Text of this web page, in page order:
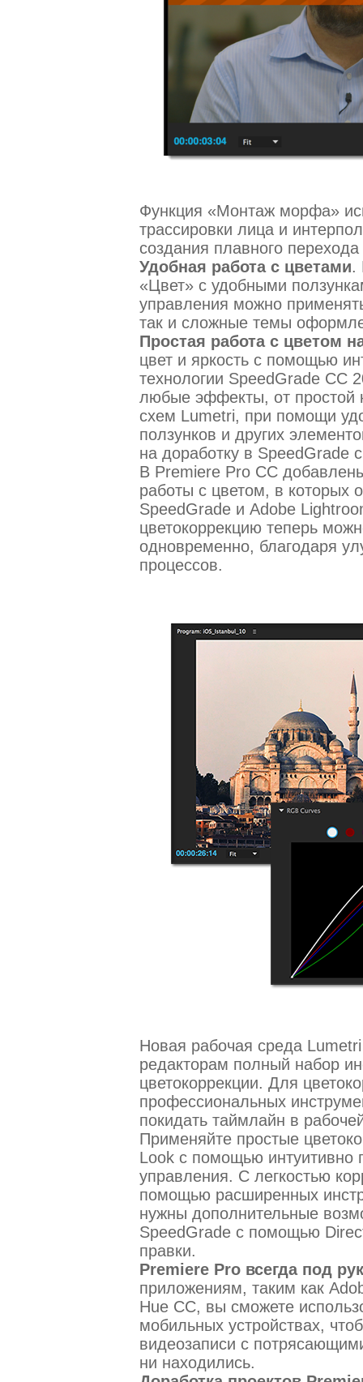
Функция «Монтаж морфа»
трассировки лица и
создания плавного
Удобная работа с цветами.
«Цвет» с удобными
управления можно
так и сложные темы
Простая работа с цветом
цвет и яркость с помощью
технологии SpeedGrade CC
любые эффекты, от простой
схем Lumetri, при помощи
ползунков и других
на доработку в SpeedGrade
В Premiere Pro CC
работы с цветом, в которых
SpeedGrade и Adobe
цветокоррекцию теперь
одновременно, благодаря
процессов.
Новая рабочая среда
редакторам полный набор
цветокоррекции. Для
профессиональных
покидать таймлайн в
Применяйте простые
Look с помощью интуитивно
управления. С легкостью
помощью расширенных
нужны дополнительные
SpeedGrade с помощью
правки.
Premiere Pro всегда под
приложениям, таким как
Hue CC, вы сможете
мобильных устройствах,
видеозаписи с
ни находились.